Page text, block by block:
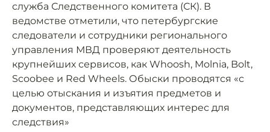
служба Следственного комитета (СК). В
ведомстве отметили, что петербургские
следователи и сотрудники регионального
управления МВД проверяют деятельность
крупнейших сервисов, как Whoosh, Molnia, Bolt,
Scoobee и Red Wheels. Обыски проводятся «с
целью отыскания и изъятия предметов и
документов, представляющих интерес для
следствия»